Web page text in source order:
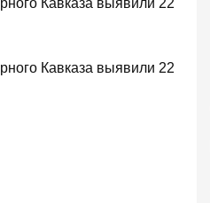
Кавказа выявили 22